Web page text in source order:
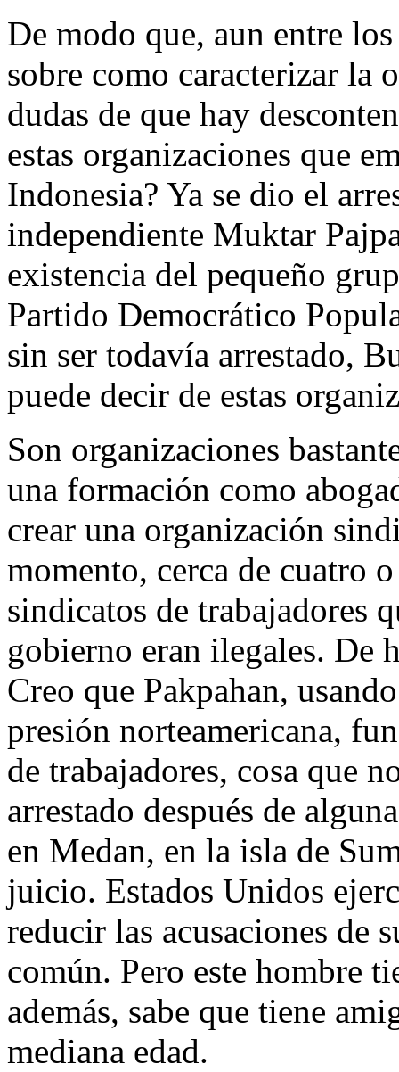
De modo que, aun entre
sobre como caracterizar la
dudas de que hay
estas organizaciones que
Indonesia? Ya se dio el
independiente Muktar
existencia del pequeño
Partido Democrático
sin ser todavía arrestado,
puede decir de estas
Son organizaciones
una formación como
crear una organización
momento, cerca de cuatro
sindicatos de trabajadores
gobierno eran ilegales. De
Creo que Pakpahan,
presión norteamericana,
de trabajadores, cosa que
arrestado después de
en Medan, en la isla de
juicio. Estados Unidos
reducir las acusaciones de
común. Pero este hombre
además, sabe que tiene
mediana edad.